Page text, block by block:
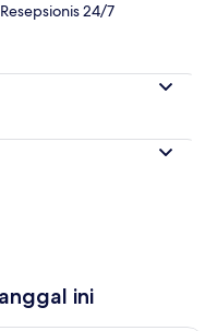
Resepsionis 24/7
ini